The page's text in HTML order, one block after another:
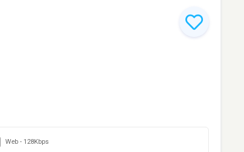
Web - 128Kbps